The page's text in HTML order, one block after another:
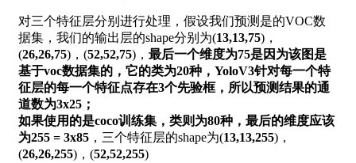
对三个特征层分别进行处理，假设我们预测是的VOC数
据集，我们的输出层的shape分别为(13,13,75)，
(26,26,75)，(52,52,75)， 最后一个维度为75是因为该图是
基于voc数据集的，它的类为20种，YoloV3针对每一个特
征层的每一个特征点存在3个先验框，所以预测结果的通
道数为3x25；
如果使用的是coco训练集，类则为80种，最后的维度应该
为255 = 3x85 ，三个特征层的shape为(13,13,255)，
(26,26,255)，(52,52,255)